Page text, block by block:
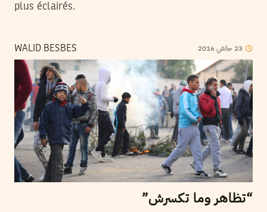
plus éclairés.
WALID BESBES 23 جانفي2016
“تظاهر وما تكسرش”